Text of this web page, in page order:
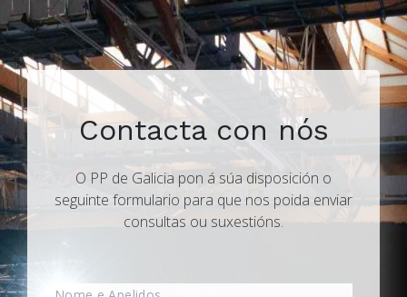
Contacta con nós
O PP de Galicia pon á súa disposición o
seguinte formulario para que nos poida enviar
consultas ou suxestións.